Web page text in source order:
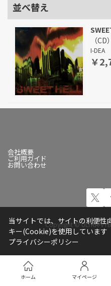
ホーム マイページ
並べ替え
（CD）
I-DEA
￥
会社概要
ご利用ガイド
お問い合わせ
Copyright © ULTRA-
当サイトでは、サイトの利便性
キー(Cookie)を使用しています
プライバシーポリシー